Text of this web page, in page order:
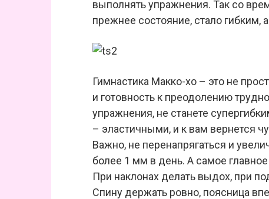
выполнять упражнения. Так со
прежнее состояние, стало гибким,
Гимнастика Макко-хо – это не
и готовность к преодолению
упражнения, не станете
– эластичными, и к вам вернется
Важно, не перенапрягаться и
более 1 мм в день. А самое
При наклонах делать выдох, при
Спину держать ровно, поясница